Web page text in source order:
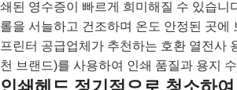
쇄된 영수증이 빠르게 희미해질 수 있습니
롤을 서늘하고 건조하며 온도 안정된 곳에
프린터 공급업체가 추천하는 호환 열전사
천 브랜드)를 사용하여 인쇄 품질과 용지